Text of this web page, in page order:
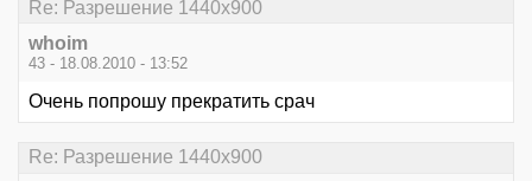
Re: Разрешение 1440х900
whoim
43 - 18.08.2010 - 13:52
Очень попрошу прекратить срач
Re: Разрешение 1440х900